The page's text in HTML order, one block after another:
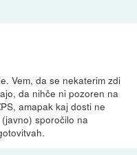
Vem, da se nekaterim zdi
da nihče ni pozoren na
amapak kaj dosti ne
sporočilo na